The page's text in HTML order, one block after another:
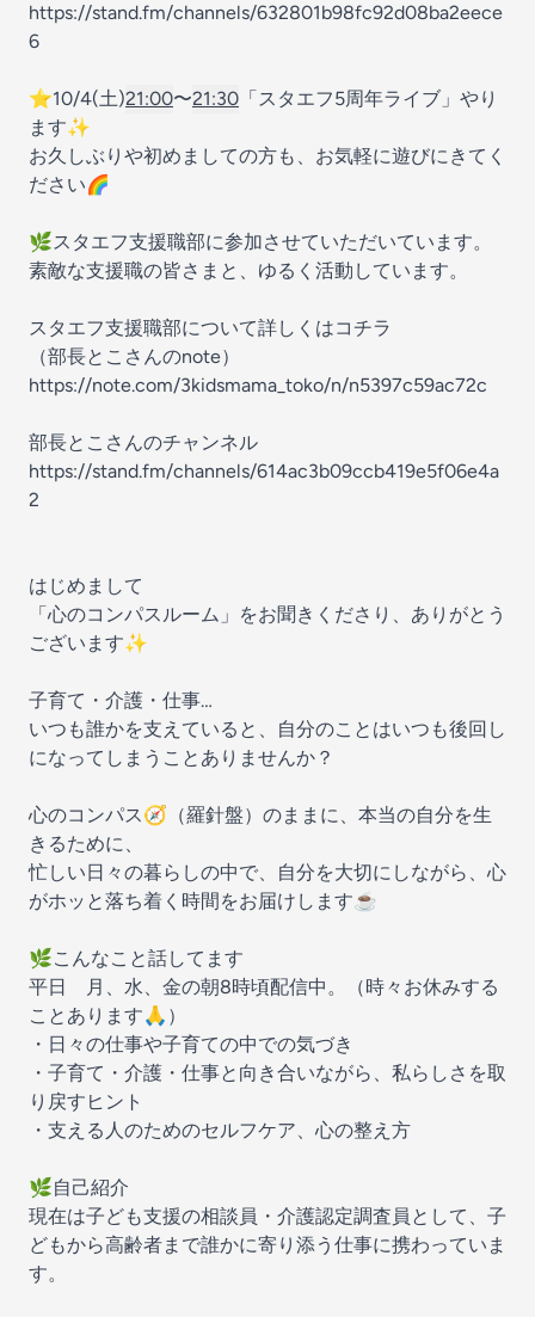
https://stand.fm/channels/632801b98fc92d08ba2eece
6
⭐️10/4(土)21:00〜21:30 「スタエフ5周年ライブ」やり
ます✨
お久しぶりや初めましての方も、お気軽に遊びにきてく
ださい🌈
🌿スタエフ支援職部に参加させていただいています。
素敵な支援職の皆さまと、ゆるく活動しています。
スタエフ支援職部について詳しくはコチラ
（部長とこさんのnote）
https://note.com/3kidsmama_toko/n/n5397c59ac72c
部長とこさんのチャンネル
https://stand.fm/channels/614ac3b09ccb419e5f06e4a
2
はじめまして
「心のコンパスルーム」をお聞きくださり、ありがとう
ございます✨
子育て・介護・仕事…
いつも誰かを支えていると、自分のことはいつも後回し
になってしまうことありませんか？
心のコンパス🧭（羅針盤）のままに、本当の自分を生
きるために、
忙しい日々の暮らしの中で、自分を大切にしながら、心
がホッと落ち着く時間をお届けします☕️
🌿こんなこと話してます
平日 月、水、金の朝8時頃配信中。（時々お休みする
ことあります🙏）
・日々の仕事や子育ての中での気づき
・子育て・介護・仕事と向き合いながら、私らしさを取
り戻すヒント
・支える人のためのセルフケア、心の整え方
🌿自己紹介
現在は子ども支援の相談員・介護認定調査員として、子
どもから高齢者まで誰かに寄り添う仕事に携わっていま
す。